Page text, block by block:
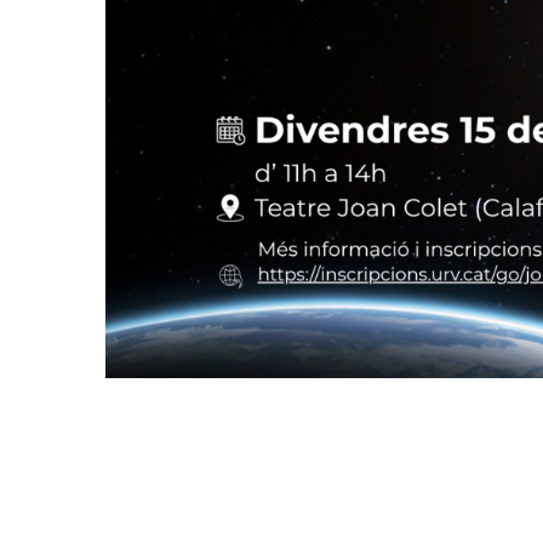
Calafell Acollirà Una Jornada
Total 2026 I El Seu Impacte
P. econòmica
Turisme